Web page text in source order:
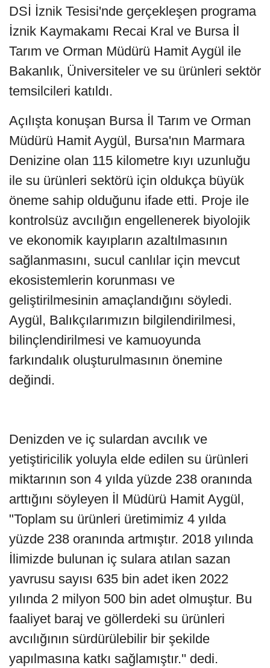
DSİ İznik Tesisi'nde gerçekleşen programa
İznik Kaymakamı Recai Kral ve Bursa İl
Tarım ve Orman Müdürü Hamit Aygül ile
Bakanlık, Üniversiteler ve su ürünleri sektör
temsilcileri katıldı.
Açılışta konuşan Bursa İl Tarım ve Orman
Müdürü Hamit Aygül, Bursa'nın Marmara
Denizine olan 115 kilometre kıyı uzunluğu
ile su ürünleri sektörü için oldukça büyük
öneme sahip olduğunu ifade etti. Proje ile
kontrolsüz avcılığın engellenerek biyolojik
ve ekonomik kayıpların azaltılmasının
sağlanmasını, sucul canlılar için mevcut
ekosistemlerin korunması ve
geliştirilmesinin amaçlandığını söyledi.
Aygül, Balıkçılarımızın bilgilendirilmesi,
bilinçlendirilmesi ve kamuoyunda
farkındalık oluşturulmasının önemine
değindi.
Denizden ve iç sulardan avcılık ve
yetiştiricilik yoluyla elde edilen su ürünleri
miktarının son 4 yılda yüzde 238 oranında
arttığını söyleyen İl Müdürü Hamit Aygül,
"Toplam su ürünleri üretimimiz 4 yılda
yüzde 238 oranında artmıştır. 2018 yılında
İlimizde bulunan iç sulara atılan sazan
yavrusu sayısı 635 bin adet iken 2022
yılında 2 milyon 500 bin adet olmuştur. Bu
faaliyet baraj ve göllerdeki su ürünleri
avcılığının sürdürülebilir bir şekilde
yapılmasına katkı sağlamıştır.'' dedi.